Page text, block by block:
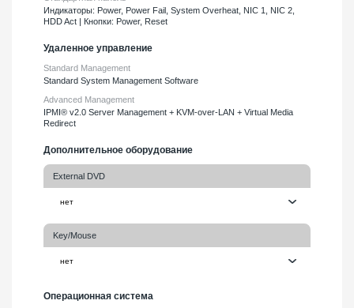
Индикаторы: Power, Power Fail, System Overheat, NIC 1, NIC 2,
HDD Act | Кнопки: Power, Reset
Удаленное управление
Standard Management
Standard System Management Software
Advanced Management
IPMI® v2.0 Server Management + KVM-over-LAN + Virtual Media
Redirect
Дополнительное оборудование
External DVD
Key/Mouse
Операционная система